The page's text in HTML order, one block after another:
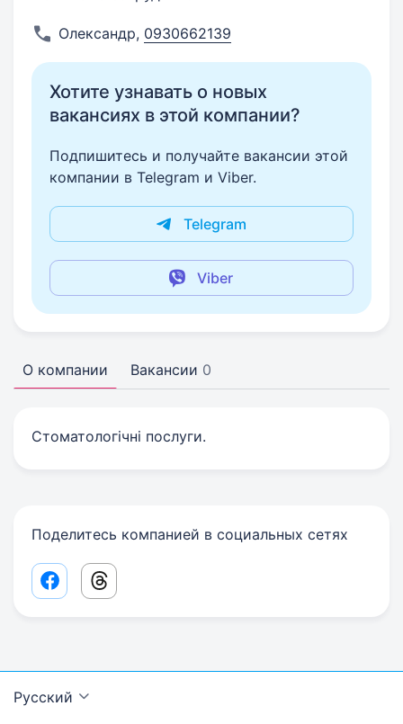
Олександр, 0930662139
Хотите узнавать о новых
вакансиях в этой компании?
Подпишитесь и получайте вакансии этой
компании в Telegram и Viber.
Telegram
Viber
О компании Вакансии 0
Стоматологічні послуги.
Поделитесь компанией в социальных сетях
Facebook share link
Threads share link
Русский